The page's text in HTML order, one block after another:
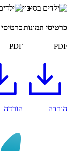
תמונותכרטיסי רגשות
PDF
הורדה